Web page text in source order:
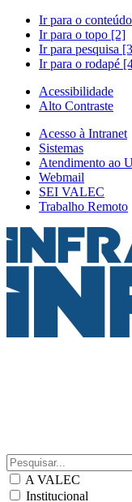
Ir para o
Ir para o topo [2]
Ir para pesquisa
Ir para o rodapé
Acessibilidade
Alto Contraste
Acesso à Intranet
Sistemas
Atendimento ao
Webmail
SEI VALEC
Trabalho Remoto
A VALEC
Institucional